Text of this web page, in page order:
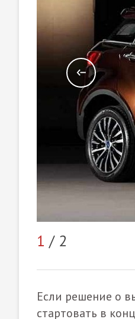
1 / 2
Если решение о
стартовать в